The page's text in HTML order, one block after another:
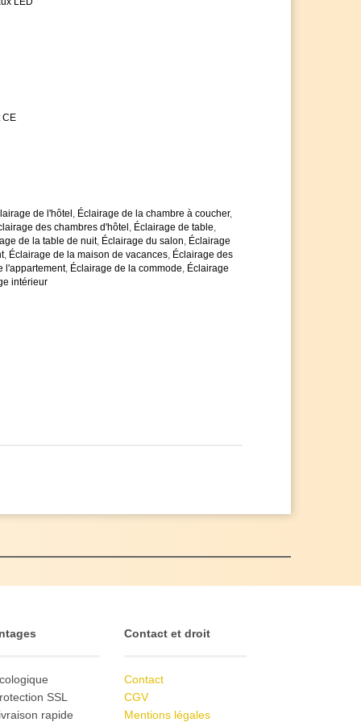
d'atteindre la classe d'efficacité énergétique A
des ampoules LED avec une durée de vie
des variantes
de 5 ans, au lieu des 2 ans habituels
pas à nous contacter
avec impatience
CE
de l'hôtel , Éclairage de la chambre à coucher,
des chambres d'hôtel , Éclairage de table,
de la table de nuit, Éclairage du salon, Éclairage
, Éclairage de la maison de vacances, Éclairage des
l'appartement, Éclairage de la commode, Éclairage
intérieur
SSL
rapide
Contact et droit
Contact
CGV
Mentions légales